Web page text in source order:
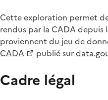
Cette exploration permet
rendus par la CADA depuis
proviennent du jeu de
CADA
publié sur
Cadre légal